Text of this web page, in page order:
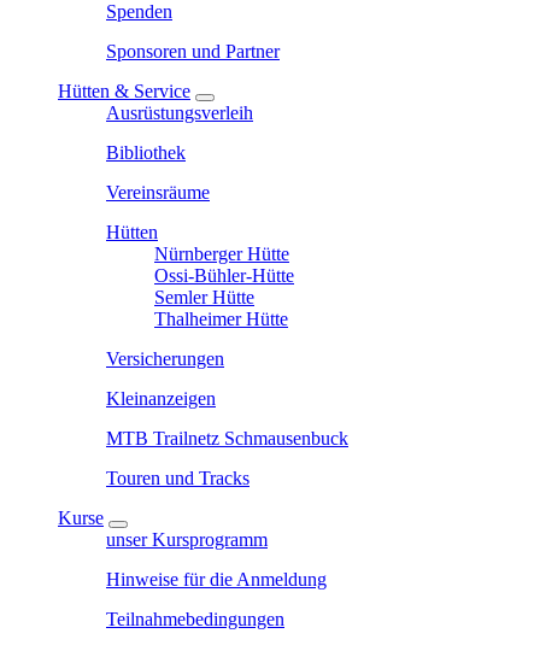
Spenden
Sponsoren und Partner
Hütten & Service
Ausrüstungsverleih
Bibliothek
Vereinsräume
Hütten
Nürnberger Hütte
Ossi-Bühler-Hütte
Semler Hütte
Thalheimer Hütte
Versicherungen
Kleinanzeigen
MTB Trailnetz Schmausenbuck
Touren und Tracks
Kurse
unser Kursprogramm
Hinweise für die Anmeldung
Teilnahmebedingungen